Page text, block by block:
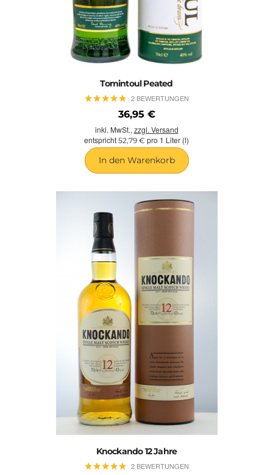
Tomintoul Peated
★★★★★
★★★★★ 2 BEWERTUNGEN
36,95 €
inkl. MwSt., zzgl. Versand
entspricht 52,79 € pro 1 Liter (l)
In den Warenkorb
Knockando 12 Jahre
★★★★★
★★★★★ 2 BEWERTUNGEN